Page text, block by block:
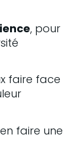
, pour
faire face
faire une